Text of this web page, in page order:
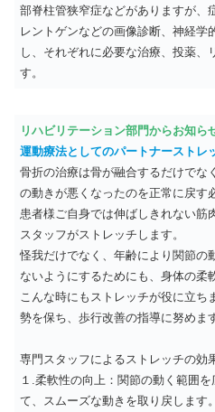
部脊柱管狭窄症などがありますが、
レントゲンなどの画像診断、神経学
し、それぞれに必要な治療、投薬、
す。
リハビリテーション部門からお知ら
運動療法としてのパートナーストレ
骨折の治療は骨が融合するだけでな
の動きが悪くなったのを正常に戻す
患者様ご自身では伸ばしきれない筋
スタッフがストレッチします。
怪我だけでなく、年齢により関節の
ないようにするためにも、身体の柔
こんな時にもストレッチが役に立ち
勢を保ち、歩行改善の指導に努めま
専門スタッフによるストレッチの効
１.柔軟性の向上：関節の動く範囲
て、スムーズな動きを取り戻します。